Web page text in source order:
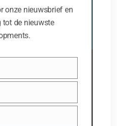
onze nieuwsbrief en
tot de nieuwste